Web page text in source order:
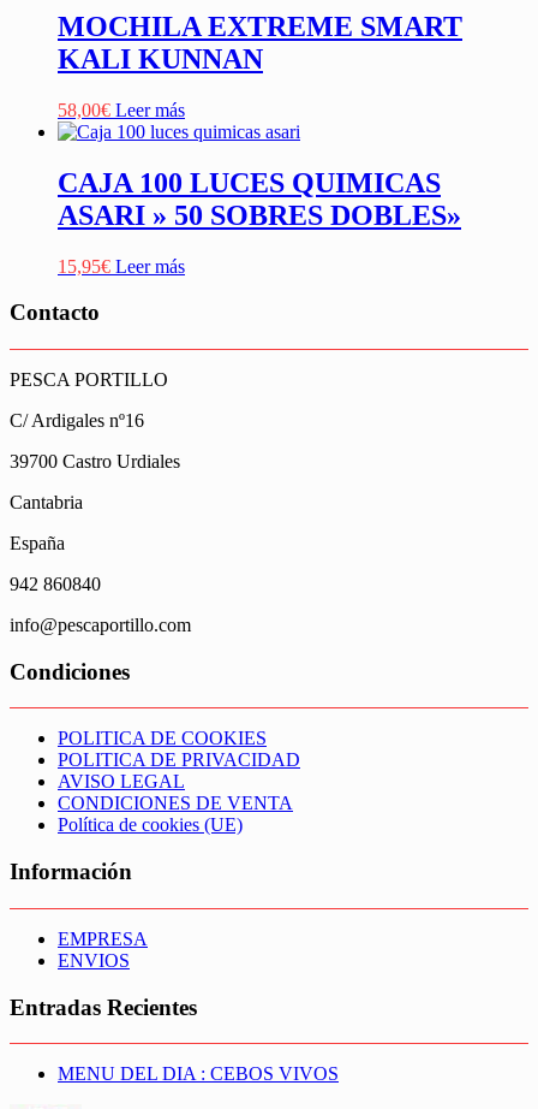
MOCHILA EXTREME SMART
KALI KUNNAN
58,00€ Leer más
CAJA 100 LUCES QUIMICAS
ASARI » 50 SOBRES DOBLES»
15,95€ Leer más
Contacto
PESCA PORTILLO
C/ Ardigales nº16
39700 Castro Urdiales
Cantabria
España
942 860840
info@pescaportillo.com
Condiciones
POLITICA DE COOKIES
POLITICA DE PRIVACIDAD
AVISO LEGAL
CONDICIONES DE VENTA
Política de cookies (UE)
Información
EMPRESA
ENVIOS
Entradas Recientes
MENU DEL DIA : CEBOS VIVOS